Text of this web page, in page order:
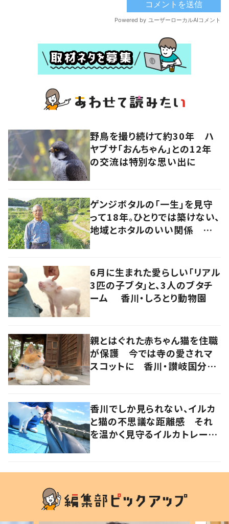
野鳥を撮り続けて約30年 ハ
ヤブサ「おんちゃん」との12年
の交流は特別な思い出に
ゲンジボタルの「一生」を見守
って18年。ひとりでは築けない、
地域とホタルのいい関係 岡
6月に生まれた愛らしい「リアル
3匹の子ブタ」と、3人のブタチ
ーム 香川・しろとり動物園
親とはぐれた赤ちゃん猫を住職
が保護 今では寺の愛されマ
スコットに 香川・讃岐国分寺
香川でしか見られない、イルカ
と猫の不思議な距離感 それ
を温かく見守るイルカトレーナ